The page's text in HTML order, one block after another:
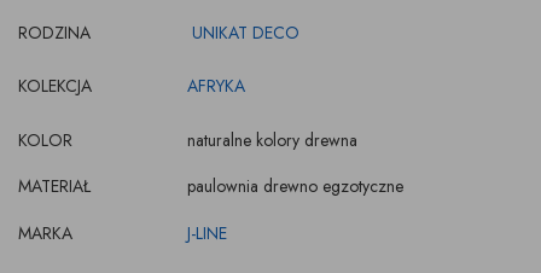
RODZINA
UNIKAT DECO
KOLEKCJA AFRYKA
KOLOR
naturalne kolory drewna
MATERIAŁ
paulownia drewno egzotyczne
MARKA
J-LINE